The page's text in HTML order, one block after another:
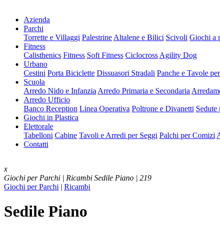
Azienda
Parchi
Torrette e Villaggi Palestrine Altalene e Bilici Scivoli Giochi a
Fitness
Calisthenics Fitness Soft Fitness Ciclocross Agility Dog
Urbano
Cestini Porta Biciclette Dissuasori Stradali Panche e Tavole
Scuola
Arredo Nido e Infanzia Arredo Primaria e Secondaria
Arredo Ufficio
Banco Reception Linea Operativa Poltrone e Divanetti
Giochi in Plastica
Elettorale
Tabelloni Cabine Tavoli e Arredi per Seggi Palchi per Comizi
Contatti
x
Giochi per Parchi | Ricambi Sedile Piano | 219
Giochi per Parchi | Ricambi
Sedile Piano